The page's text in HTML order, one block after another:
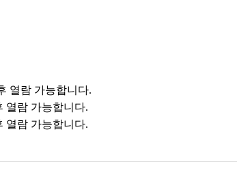
열람 가능합니다.
열람 가능합니다.
열람 가능합니다.